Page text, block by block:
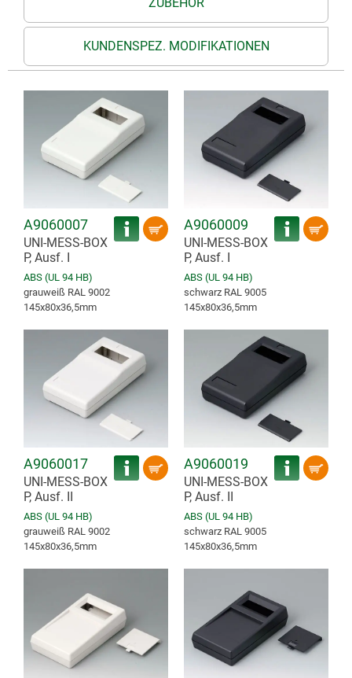
KUNDENSPEZ. MODIFIKATIONEN
A9060007
UNI-MESS-BOX
P, Ausf. I
ABS (UL 94 HB)
grauweiß RAL 9002
145x80x36,5mm
A9060009
UNI-MESS-BOX
P, Ausf. I
ABS (UL 94 HB)
schwarz RAL 9005
145x80x36,5mm
A9060017
UNI-MESS-BOX
P, Ausf. II
ABS (UL 94 HB)
grauweiß RAL 9002
145x80x36,5mm
A9060019
UNI-MESS-BOX
P, Ausf. II
ABS (UL 94 HB)
schwarz RAL 9005
145x80x36,5mm